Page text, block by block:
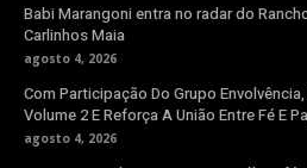
Babi Marangoni entra no radar do
Carlinhos Maia
agosto 4, 2026
Com Participação Do Grupo
Volume 2 E Reforça A União Entre Fé E
agosto 4, 2026